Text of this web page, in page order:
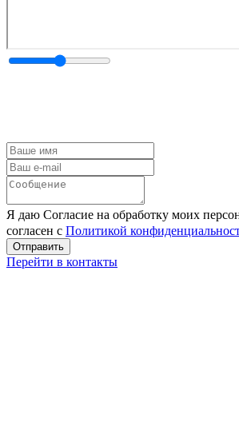
Я даю Согласие на обработку моих
согласен с Политикой
Перейти в контакты